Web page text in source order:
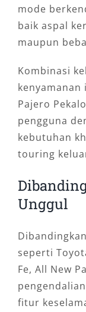
mode
baik aspal
maupun
Kombinasi
Pajero
pengguna
kebutuhan
touring
Unggul
seperti
Fe, All New
fitur